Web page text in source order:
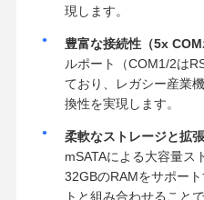
現します。
豊富な接続性（5x
ルポート（COM1/2は
ており、レガシー産業
換性を実現します。
柔軟なストレージと拡
mSATAによる大容量ス
32GBのRAMをサポー
トと組み合わせること